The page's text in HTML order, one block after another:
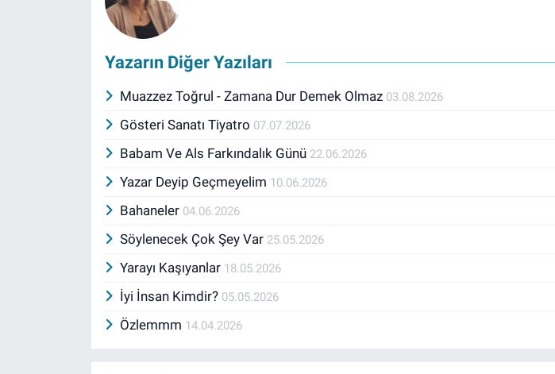
Yazarın Diğer Yazıları
Muazzez Toğrul - Zamana Dur Demek Olmaz 03.08.2026
Gösteri Sanatı Tiyatro 07.07.2026
Babam Ve Als Farkındalık Günü 22.06.2026
Yazar Deyip Geçmeyelim 10.06.2026
Bahaneler 04.06.2026
Söylenecek Çok Şey Var 25.05.2026
Yarayı Kaşıyanlar 18.05.2026
İyi İnsan Kimdir? 05.05.2026
Özlemmm 14.04.2026